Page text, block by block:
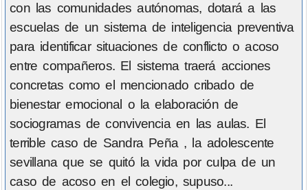
con las comunidades autónomas, dotará a las
escuelas de un sistema de inteligencia preventiva
para identificar situaciones de conflicto o acoso
entre compañeros. El sistema traerá acciones
concretas como el mencionado cribado de
bienestar emocional o la elaboración de
sociogramas de convivencia en las aulas. El
terrible caso de Sandra Peña , la adolescente
sevillana que se quitó la vida por culpa de un
caso de acoso en el colegio, supuso...